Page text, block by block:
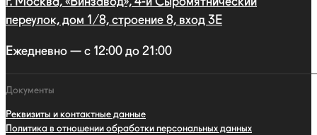
переулок, дом 1/8, строение 8, вход 3E
Ежедневно — с 12:00 до 21:00
Документы
Реквизиты и контактные данные
Политика в отношении обработки персональных данных